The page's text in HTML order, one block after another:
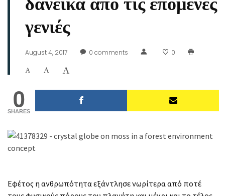
γενιές
August 4, 2017 0 comments 0
0
SHARES
Εφέτος η ανθρωπότητα εξάντλησε νωρίτερα από ποτέ